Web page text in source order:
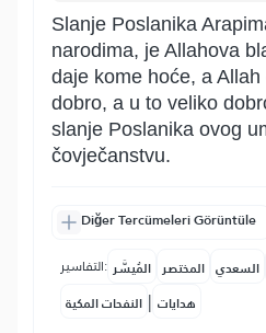
Slanje Poslanika
narodima, je Allahova
daje kome hoće, a
dobro, a u to veliko
slanje Poslanika ovog
čovječanstvu.
Diğer Tercümeleri Görüntüle
التفاسير: المُيسَّر المختصر السعدي
النفحات المكية | هدايات